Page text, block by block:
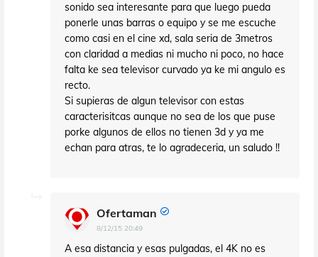
sonido sea interesante para que luego pueda
ponerle unas barras o equipo y se me escuche
como casi en el cine xd, sala seria de 3metros
con claridad a medias ni mucho ni poco, no hace
falta ke sea televisor curvado ya ke mi angulo es
recto.
Si supieras de algun televisor con estas
caracterisitcas aunque no sea de los que puse
porke algunos de ellos no tienen 3d y ya me
echan para atras, te lo agradeceria, un saludo !!
Ofertaman
8/12/15 20:49
A esa distancia y esas pulgadas, el 4K no es